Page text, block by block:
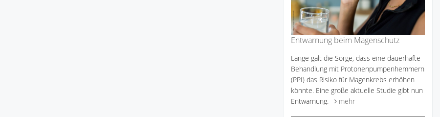
Entwarnung beim Magenschutz
Lange galt die Sorge, dass eine dauerhafte
Behandlung mit Protonenpumpenhemmern
(PPI) das Risiko für Magenkrebs erhöhen
könnte. Eine große aktuelle Studie gibt nun
Entwarnung.
mehr